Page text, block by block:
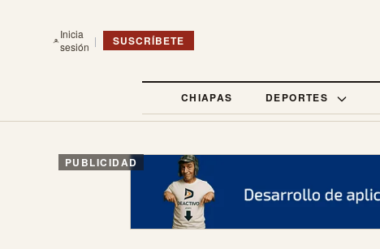
Inicia
sesión | SUSCRÍBETE
CHIAPAS DEPORTES
PUBLICIDAD